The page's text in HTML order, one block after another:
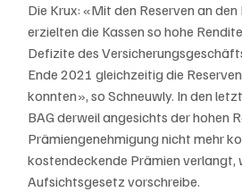
Die Krux: «Mit den Reserven an
erzielten die Kassen so hohe
Defizite des
Ende 2021 gleichzeitig die
konnten», so Schneuwly. In den
BAG derweil angesichts der hohen
Prämiengenehmigung nicht mehr
kostendeckende Prämien verlangt,
Aufsichtsgesetz vorschreibe.